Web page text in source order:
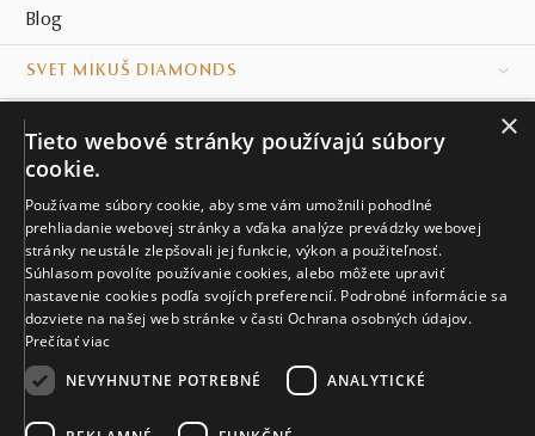
Blog
SVET MIKUŠ DIAMONDS
KONTAKT
Naše klenotníctva
Sídlo spoločnosti
×
Tieto webové stránky používajú súbory
cookie.
Používame súbory cookie, aby sme vám umožnili pohodlné
prehliadanie webovej stránky a vďaka analýze prevádzky webovej
stránky neustále zlepšovali jej funkcie, výkon a použiteľnosť.
Súhlasom povolíte používanie cookies, alebo môžete upraviť
nastavenie cookies podľa svojích preferencií. Podrobné informácie sa
dozviete na našej web stránke v časti Ochrana osobných údajov.
Prečítať viac
NEVYHNUTNE POTREBNÉ
ANALYTICKÉ